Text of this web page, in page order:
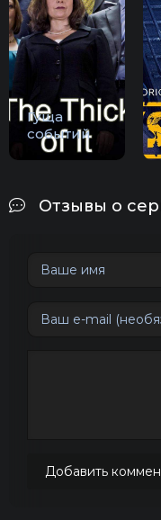
Гуща
событий
Отзывы о
Добавить